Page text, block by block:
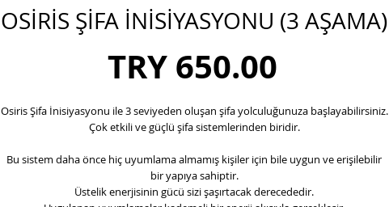
OSİRİS ŞİFA İNİSİYASYONU (3 AŞAMA)
TRY 650.00Price
Osiris Şifa İnisiyasyonu ile 3 seviyeden oluşan şifa yolculuğunuza başlayabilirsiniz.
Çok etkili ve güçlü şifa sistemlerinden biridir.
Bu sistem daha önce hiç uyumlama almamış kişiler için bile uygun ve erişilebilir
bir yapıya sahiptir.
Üstelik enerjisinin gücü sizi şaşırtacak derecededir.